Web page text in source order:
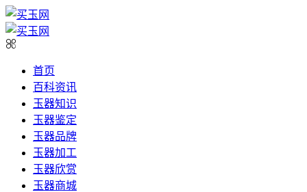
首页
百科资讯
玉器知识
玉器鉴定
玉器品牌
玉器加工
玉器欣赏
玉器商城